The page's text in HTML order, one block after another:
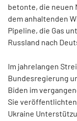
betonte, die neuen
dem anhaltenden
Pipeline, die Gas
Russland nach
Im jahrelangen
Bundesregierung
Biden im
Sie
Ukraine